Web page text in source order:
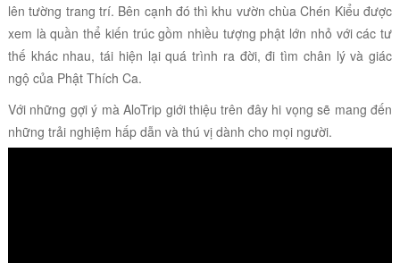
lên tường trang trí. Bên cạnh đó thì khu vườn chùa Chén Kiểu được
xem là quần thể kiến trúc gồm nhiều tượng phật lớn nhỏ với các tư
thế khác nhau, tái hiện lại quá trình ra đời, đi tìm chân lý và giác
ngộ của Phật Thích Ca.
Với những gợi ý mà AloTrip giới thiệu trên đây hi vọng sẽ mang đến
những trải nghiệm hấp dẫn và thú vị dành cho mọi người.